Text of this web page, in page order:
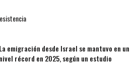
La emigración desde Israel se mantuvo en un
nivel récord en 2025, según un estudio